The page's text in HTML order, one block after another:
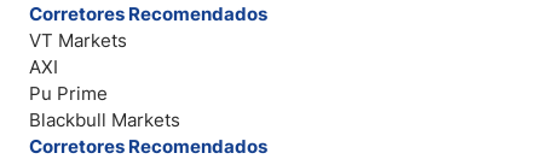
Corretores Recomendados
VT Markets
AXI
Pu Prime
Blackbull Markets
Corretores Recomendados